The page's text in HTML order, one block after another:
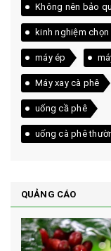
Không nên bảo
kinh nghiệm
máy ép
Máy xay cà phê
uống cầ phê
uống cà phê
QUẢNG CÁO